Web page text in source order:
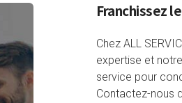
Franchissez
Chez ALL
expertise et
service pour
Contactez-nous